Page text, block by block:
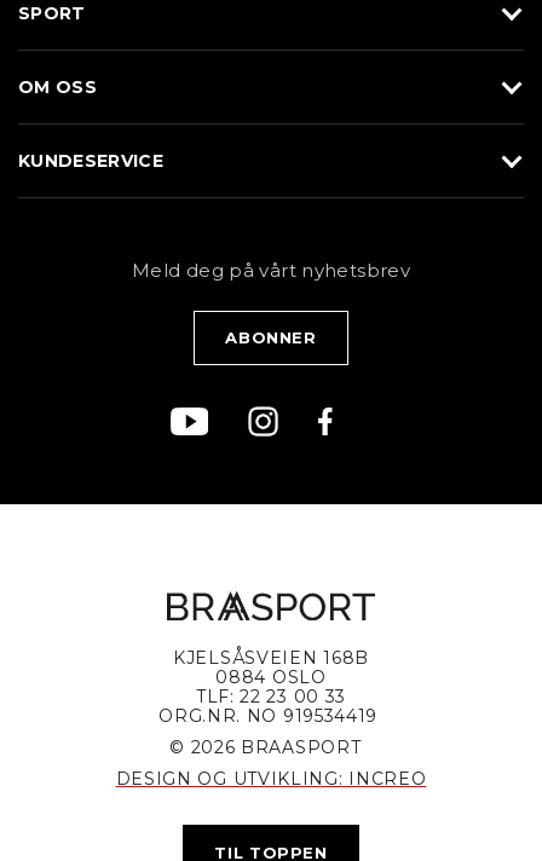
Sko
Merkevarer
SPORT
Løp
Sykkel
OM OSS
KUNDESERVICE
PersonvernerklæringMeld deg på vårt nyhetsbrev
KJELSÅSVEIEN 168B
0884 OSLO
TLF: 22 23 00 33
ORG.NR. NO 919534419
© 2026 BRAASPORT
DESIGN OG UTVIKLING: INCREO
TIL TOPPEN